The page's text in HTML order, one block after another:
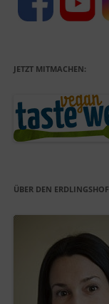
JETZT MITMACHEN:
ÜBER DEN ERDLINGSHOF